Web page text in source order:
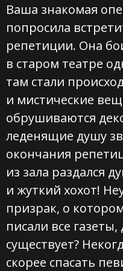
Ваша знакомая
попросила
репетиции. Она
в старом театре
там стали
и мистические
обрушиваются
леденящие душу
окончания
из зала раздался
и жуткий хохот!
призрак, о
писали все
существует?
скорее спасать